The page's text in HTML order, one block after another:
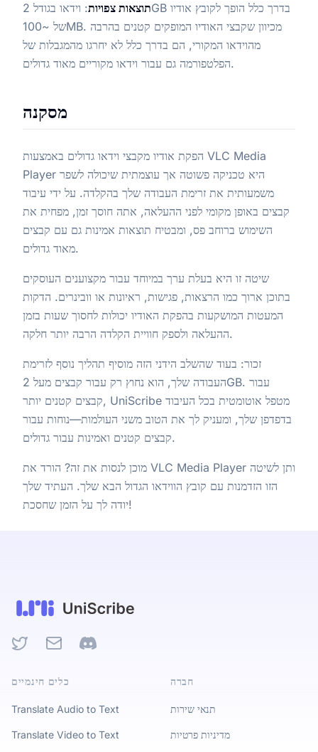
תוצאות צפויות
: וידאו בגודל 2GB בדרך כלל הופך לקובץ אודיו
של ~100MB. מכיוון שקבצי האודיו המופקים קטנים בהרבה
מהוידאו המקורי, הם בדרך כלל לא יחרגו מהמגבלות של
הפלטפורמה גם עבור וידאו מקוריים מאוד גדולים.
מסקנה
הפקת אודיו מקבצי וידאו גדולים באמצעות VLC Media
Player היא טכניקה פשוטה אך עוצמתית שיכולה לשפר
משמעותית את זרימת העבודה שלך בהקלדה. על ידי עיבוד
קבצים באופן מקומי לפני ההעלאה, אתה חוסך זמן, מפחית את
השימוש ברוחב פס, ומבטיח תוצאות אמינות גם עם קבצים
מאוד גדולים.
שיטה זו היא בעלת ערך במיוחד עבור מקצוענים העוסקים
בתוכן ארוך כמו הרצאות, פגישות, ראיונות או וובינרים. הדקות
המעטות המושקעות בהפקת האודיו יכולות לחסוך שעות בזמן
ההעלאה ולספק חוויית הקלדה הרבה יותר חלקה.
זכור: בעוד שהשלב הידני הזה מוסיף תהליך נוסף לזרימת
העבודה שלך, הוא נחוץ רק עבור קבצים מעל 2GB. עבור
קבצים קטנים יותר, UniScribe מטפל אוטומטית בכל העיבוד
בדפדפן שלך, ומעניק לך את הטוב משני העולמות—נוחות עבור
קבצים קטנים ואמינות עבור גדולים.
מוכן לנסות את זה? הורד את VLC Media Player ותן לשיטה
הזו הזדמנות עם קובץ הווידאו הגדול הבא שלך. העתיד שלך
יודה לך על הזמן שחסכת!
TwitterEmail Discord
כלים חינמיים
Translate Audio to Text
Translate Video to Text
חברה
תנאי שירות
מדיניות פרטיות